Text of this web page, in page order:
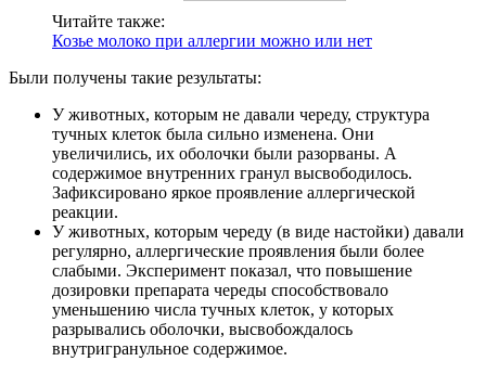
Читайте также:
Козье молоко при аллергии можно или нет
Были получены такие результаты:
У животных, которым не давали череду, структура
тучных клеток была сильно изменена. Они
увеличились, их оболочки были разорваны. А
содержимое внутренних гранул высвободилось.
Зафиксировано яркое проявление аллергической
реакции.
У животных, которым череду (в виде настойки) давали
регулярно, аллергические проявления были более
слабыми. Эксперимент показал, что повышение
дозировки препарата череды способствовало
уменьшению числа тучных клеток, у которых
разрывались оболочки, высвобождалось
внутригранульное содержимое.